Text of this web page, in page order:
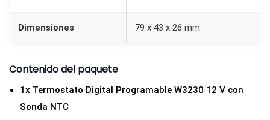
c
d
o
Dimensiones 79 x 43 x 26 mm
Contenido del paquete
1x Termostato Digital Programable W3230 12 V con
Sonda NTC